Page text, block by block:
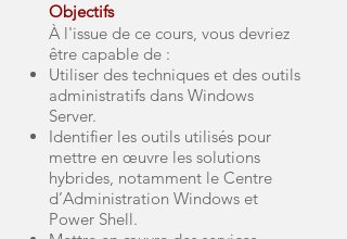
Objectifs
À l'issue de ce cours, vous devriez
être capable de :
Utiliser des techniques et des outils
administratifs dans Windows
Server.
Identifier les outils utilisés pour
mettre en œuvre les solutions
hybrides, notamment le Centre
d’Administration Windows et
Power Shell.